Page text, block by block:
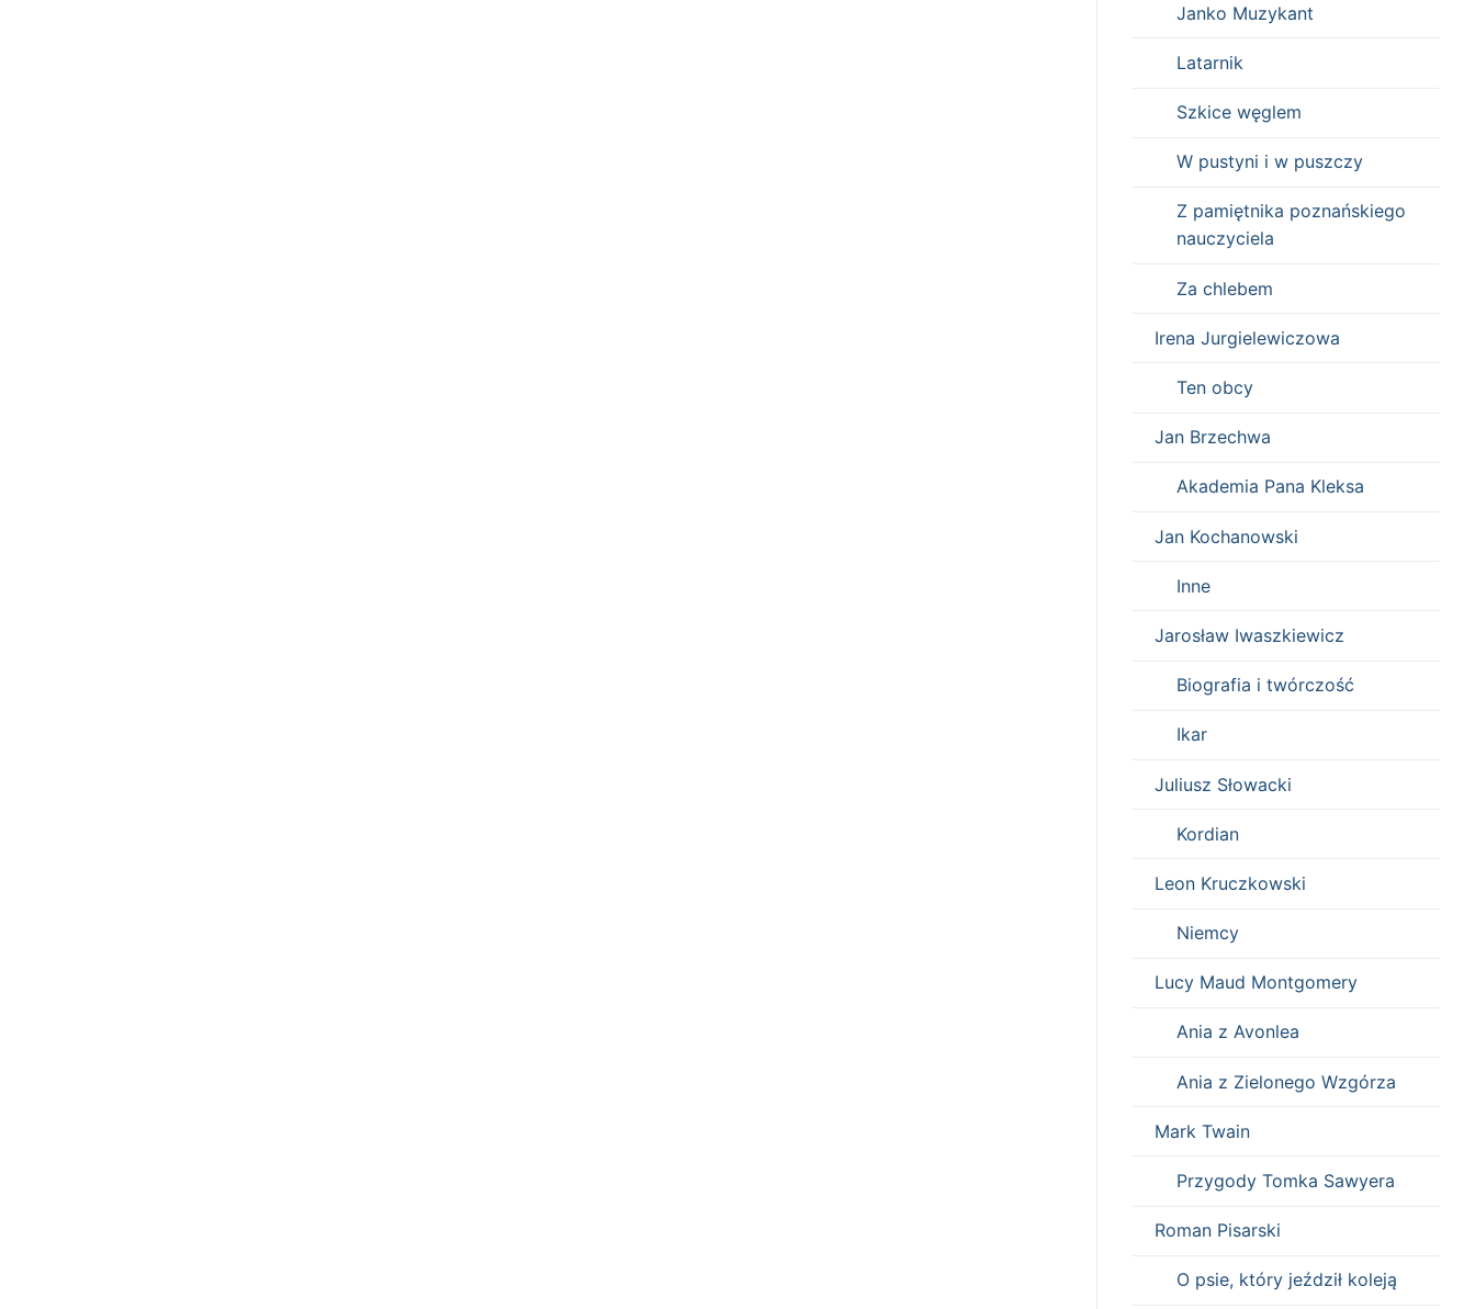
Janko Muzykant
Latarnik
Szkice węglem
W pustyni i w puszczy
Z pamiętnika poznańskiego
nauczyciela
Za chlebem
Irena Jurgielewiczowa
Ten obcy
Jan Brzechwa
Akademia Pana Kleksa
Jan Kochanowski
Inne
Jarosław Iwaszkiewicz
Biografia i twórczość
Ikar
Juliusz Słowacki
Kordian
Leon Kruczkowski
Niemcy
Lucy Maud Montgomery
Ania z Avonlea
Ania z Zielonego Wzgórza
Mark Twain
Przygody Tomka Sawyera
Roman Pisarski
O psie, który jeździł koleją